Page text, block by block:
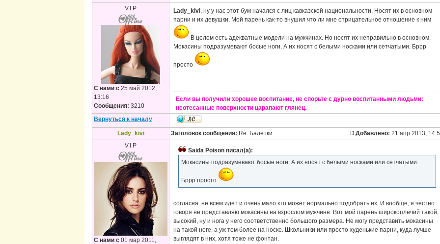
V.I.P
С нами с 25 май 2012,
13:16
Сообщения: 3210
Lady_kivi, ну у нас этот бум начался с лиц кавказской национальности. Носят их в основном
парни и их девушки. Мой парень как-то внушил что ли мне отрицательное отношение к ним
В целом есть адекватные модели на мужчинах. Но носят их неправильно в основном.
Мокасины подразумевают босые ноги. А их носят с белыми носками или сетчатыми. Бррр
просто
Если вы получили хорошее воспитание, не спорьте с дурно воспитанными людьми:
неотесанные поверхности царапают глянец.
Вернуться к началу
Lady_kivi Заголовок сообщения: Re: Балетки Добавлено: 21 апр 2013,
V.I.P
С нами с 01 мар 2011,
Saida Poison писал(а):
Мокасины подразумевают босые ноги. А их носят с белыми носками или сетчатыми.
Бррр просто
согласна. не всем идет и очень мало кто может нормально подобрать их. И вообще, я честно
говоря не представляю мокасины на взрослом мужчине. Вот мой парень широкоплечий такой,
высокий, ну и нога у него соответственно большого размера. Не могу представить мокасины
на такой ноге, а уж тем более на носке. Школьники или просто худенькие парни, куда лучше
выглядят в них, хотя тоже не фонтан.